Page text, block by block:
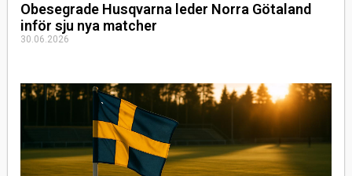
Obesegrade Husqvarna leder Norra Götaland
inför sju nya matcher
30.06.2026